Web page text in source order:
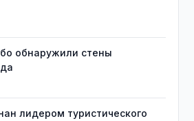
обнаружили стены
лидером туристического